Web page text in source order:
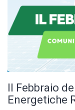
Il Febbraio
Energetiche